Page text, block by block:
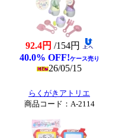
92.4円 /154円
40.0% OFF!ケース売り
26/05/15
らくがきアトリエ
商品コード：A-2114